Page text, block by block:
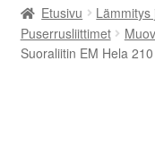
Asiakastilini
Ostoskori
Etusivu Lämmitys
Puserrusliittimet
Suoraliitin EM Hela